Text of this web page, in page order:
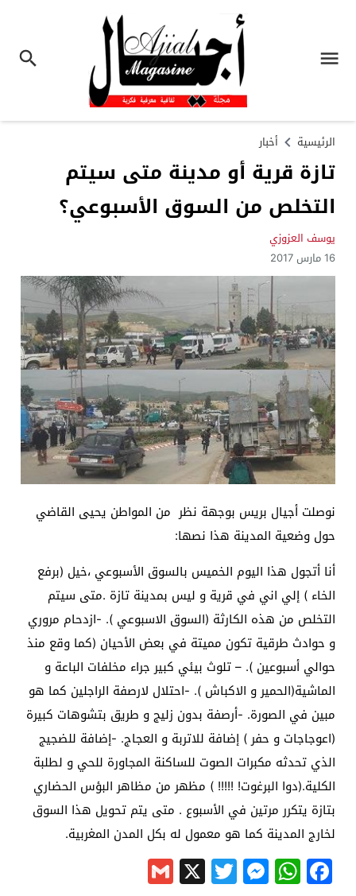
الرئيسية أخبار
تازة قرية أو مدينة متى سيتم
التخلص من السوق الأسبوعي؟
يوسف العزوزي
16 مارس 2017
نوصلت أجيال بريس بوجهة نظر من المواطن يحيى القاضي
حول وضعية المدينة هذا نصها:
أنا أتجول هذا اليوم الخميس بالسوق الأسبوعي ،خيل (برفع
الخاء ) إلي اني في قرية و ليس بمدينة تازة .متى سيتم
التخلص من هذه الكارثة (السوق الاسبوعي ). -ازدحام مروري
و حوادث طرقية تكون مميتة في بعض الأحيان (كما وقع منذ
حوالي أسبوعين ). – تلوث بيئي كبير جراء مخلفات الباعة و
الماشية(الحمير و الاكباش ). -احتلال لارصفة الراجلين كما هو
مبين في الصورة. -أرصفة بدون زليج و طريق بتشوهات كبيرة
(اعوجاجات و حفر ) إضافة للاتربة و العجاج. -إضافة للضجيج
الذي تحدثه مكبرات الصوت للساكنة المجاورة للحي و لطلبة
الكلية.(دوا البرغوت! !!!!! ) مظهر من مظاهر البؤس الحضاري
بتازة يتكرر مرتين في الأسبوع . متى يتم تحويل هذا السوق
لخارج المدينة كما هو معمول له بكل المدن المغربية.
Facebook
WhatsApp
Messenger
Twitter
X